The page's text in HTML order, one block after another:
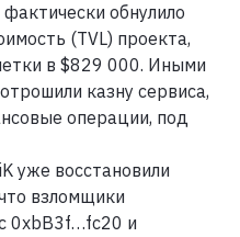
обнулило
(TVL) проекта,
в $829 000. Иными
казну сервиса,
операции, под
уже восстановили
взломщики
0xbB3f…fc20 и